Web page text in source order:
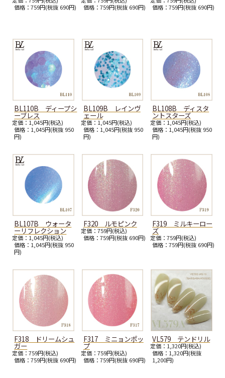
価格：759円(税抜 690円)
価格：759円(税抜 690円)
価格：759円(税抜 690円)
BL110B ディープシ
ーブレス
定価：1,045円(税込)
価格：1,045円(税抜 950
円)
BL109B レインヴ
ェール
定価：1,045円(税込)
価格：1,045円(税抜 950
円)
BL108B ディスタ
ントスターズ
定価：1,045円(税込)
価格：1,045円(税抜 950
円)
BL107B ウォータ
ーリフレクション
定価：1,045円(税込)
価格：1,045円(税抜 950
円)
F320 ルモピンク
定価：759円(税込)
価格：759円(税抜 690円)
F319 ミルキーロー
ズ
定価：759円(税込)
価格：759円(税抜 690円)
F318 ドリームシュ
ガー
定価：759円(税込)
価格：759円(税抜 690円)
F317 ミニョンポッ
プ
定価：759円(税込)
価格：759円(税抜 690円)
VL579 テンドリル
定価：1,320円(税込)
価格：1,320円(税抜
1,200円)